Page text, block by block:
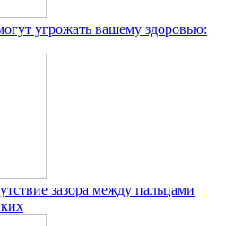
угрожать вашему здоровью:
зазора между пальцами